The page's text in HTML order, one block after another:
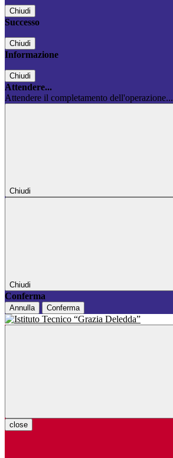
Chiudi
Successo
Chiudi
Informazione
Chiudi
Attendere...
Attendere il completamento dell'operazione...
Chiudi
Chiudi
Conferma
Annulla Conferma
close